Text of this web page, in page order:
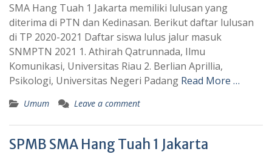
SMA Hang Tuah 1 Jakarta memiliki lulusan yang
diterima di PTN dan Kedinasan. Berikut daftar lulusan
di TP 2020-2021 Daftar siswa lulus jalur masuk
SNMPTN 2021 1. Athirah Qatrunnada, Ilmu
Komunikasi, Universitas Riau 2. Berlian Aprillia,
Psikologi, Universitas Negeri Padang Read More …
Umum Leave a comment
SPMB SMA Hang Tuah 1 Jakarta